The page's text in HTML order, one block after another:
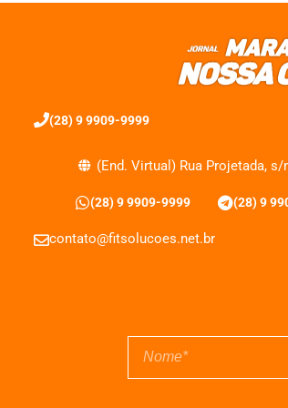
(28) 9 9909-9999
(End. Virtual) Rua Projetada,
(28) 9 9909-9999 (28) 9
contato@fitsolucoes.net.br